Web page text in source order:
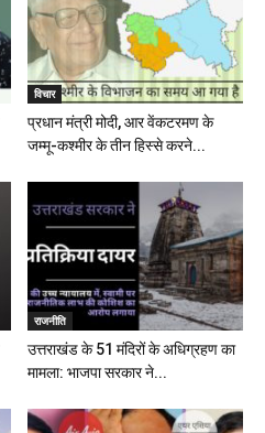
विचार
प्रधान मंत्री मोदी, आर वेंकटरमण के
जम्मू-कश्मीर के तीन हिस्से करने...
राजनीति
उत्तराखंड के 51 मंदिरों के अधिग्रहण का
मामला: भाजपा सरकार ने...